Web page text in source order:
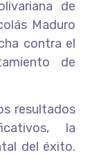
de
Maduro
contra el
de
resultados
la
del éxito.